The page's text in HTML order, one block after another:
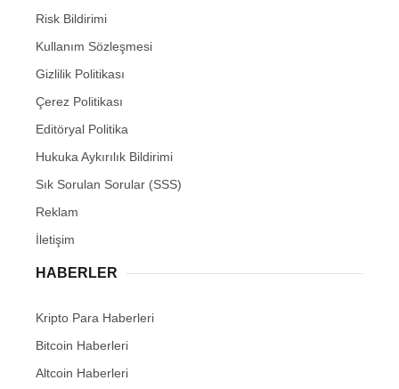
Risk Bildirimi
Kullanım Sözleşmesi
Gizlilik Politikası
Çerez Politikası
Editöryal Politika
Hukuka Aykırılık Bildirimi
Sık Sorulan Sorular (SSS)
Reklam
İletişim
HABERLER
Kripto Para Haberleri
Bitcoin Haberleri
Altcoin Haberleri